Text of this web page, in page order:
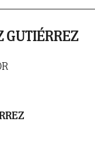
GUTIÉRREZ